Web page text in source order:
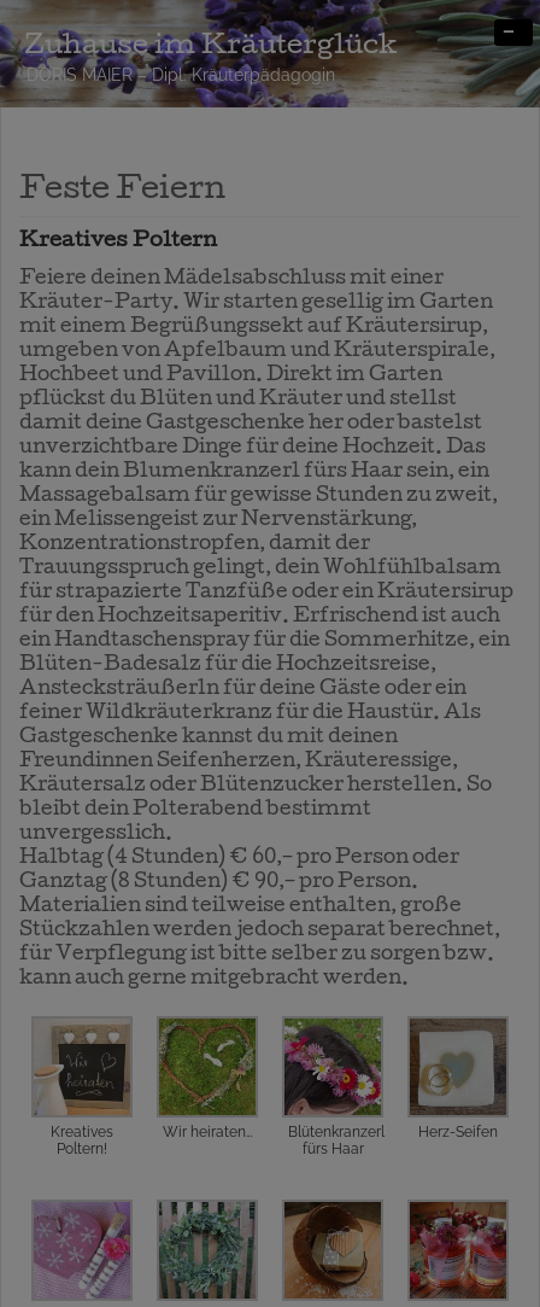
Zuhause im Kräuterglück
DORIS MAIER – Dipl. Kräuterpädagogin
-
Feste Feiern
Kreatives Poltern
Feiere deinen Mädelsabschluss mit einer
Kräuter-Party. Wir starten gesellig im Garten
mit einem Begrüßungssekt auf Kräutersirup,
umgeben von Apfelbaum und Kräuterspirale,
Hochbeet und Pavillon. Direkt im Garten
pflückst du Blüten und Kräuter und stellst
damit deine Gastgeschenke her oder bastelst
unverzichtbare Dinge für deine Hochzeit. Das
kann dein Blumenkranzerl fürs Haar sein, ein
Massagebalsam für gewisse Stunden zu zweit,
ein Melissengeist zur Nervenstärkung,
Konzentrationstropfen, damit der
Trauungsspruch gelingt, dein Wohlfühlbalsam
für strapazierte Tanzfüße oder ein Kräutersirup
für den Hochzeitsaperitiv. Erfrischend ist auch
ein Handtaschenspray für die Sommerhitze, ein
Blüten-Badesalz für die Hochzeitsreise,
Anstecksträußerln für deine Gäste oder ein
feiner Wildkräuterkranz für die Haustür. Als
Gastgeschenke kannst du mit deinen
Freundinnen Seifenherzen, Kräuteressige,
Kräutersalz oder Blütenzucker herstellen. So
bleibt dein Polterabend bestimmt
unvergesslich.
Halbtag (4 Stunden) € 60,– pro Person oder
Ganztag (8 Stunden) € 90,– pro Person.
Materialien sind teilweise enthalten, große
Stückzahlen werden jedoch separat berechnet,
für Verpflegung ist bitte selber zu sorgen bzw.
kann auch gerne mitgebracht werden.
Kreatives
Poltern!
Wir heiraten…
Blütenkranzerl
fürs Haar
Herz-Seifen